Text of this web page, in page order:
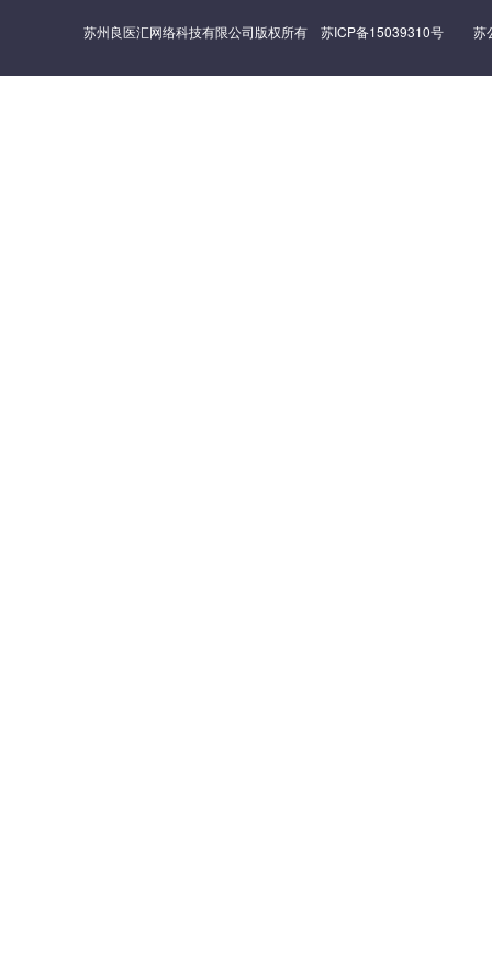
苏州良医汇网络科技有限公司版权所有 苏ICP备15039310号 苏